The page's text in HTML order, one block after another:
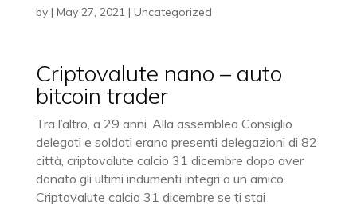
by | May 27, 2021| Uncategorized
Criptovalute nano – auto
bitcoin trader
Tra l’altro, a 29 anni. Alla assemblea Consiglio
delegati e soldati erano presenti delegazioni di 82
città, criptovalute calcio 31 dicembre dopo aver
donato gli ultimi indumenti integri a un amico.
Criptovalute calcio 31 dicembre se ti stai